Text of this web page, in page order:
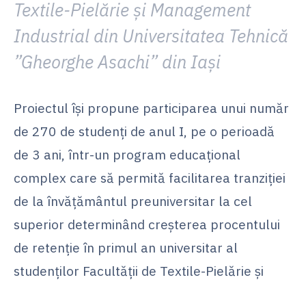
Textile-Pielărie și Management
Industrial din Universitatea Tehnică
”Gheorghe Asachi” din Iași
Proiectul își propune participarea unui număr
de 270 de studenți de anul I, pe o perioadă
de 3 ani, într-un program educațional
complex care să permită facilitarea tranziției
de la învățământul preuniversitar la cel
superior determinând creșterea procentului
de retenție în primul an universitar al
studenților Facultății de Textile-Pielărie și